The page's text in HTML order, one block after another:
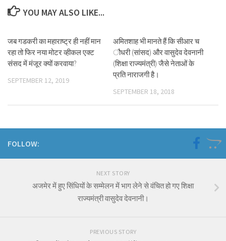
YOU MAY ALSO LIKE...
जब गडकरी का महाराष्ट्र ही नहीं मान
रहा तो फिर नया मोटर व्हीकल एक्ट
संसद में मंजूर क्यों करवाया?
SEPTEMBER 12, 2019
अमितशाह भी मानते हैं कि सीआर च
ौधरी (सांसद) और वासुदेव देवनानी
(शिक्षा राज्यमंत्री) जैसे नेताओं के
प्रति नाराजगी है।
SEPTEMBER 18, 2018
FOLLOW:
NEXT STORY
अजमेर में हुए सिंधियों के सम्मेलन में भाग लेने से वंचित हो गए शिक्षा
राज्यमंत्री वासुदेव देवनानी।
PREVIOUS STORY